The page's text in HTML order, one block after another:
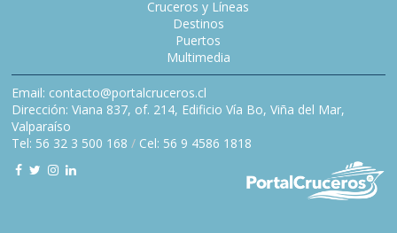
Cruceros y Líneas
Destinos
Puertos
Multimedia
Email: contacto@portalcruceros.cl
Dirección: Viana 837, of. 214, Edificio Vía Bo, Viña del Mar,
Valparaíso
Tel: 56 32 3 500 168 / Cel: 56 9 4586 1818